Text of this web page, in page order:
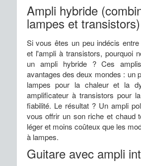
Ampli hybride
lampes et transistors)
Si vous êtes un peu indécis
et l'ampli à transistors, pourquoi
un ampli hybride ? Ces
avantages des deux mondes : un
lampes pour la chaleur et la
amplificateur à transistors pour
fiabilité. Le résultat ? Un ampli
vous offrir un son riche et chaud
léger et moins coûteux que les
à lampes.
Guitare avec ampli